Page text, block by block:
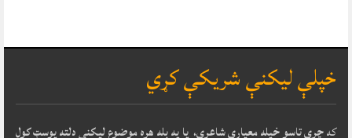
خپلې ليکنې شريکې کړي
کهچرې تاسو خپله معياري شاعري، يا په بله هره موضوع ليکنې دلته پوسټ کول